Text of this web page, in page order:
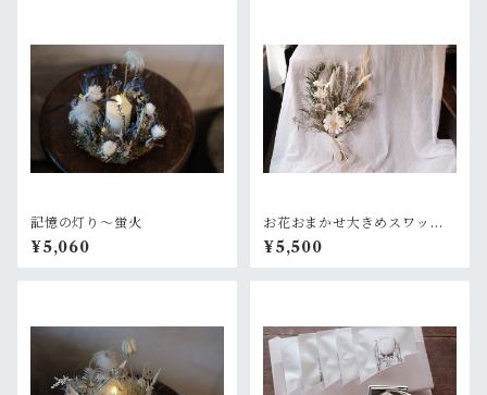
記憶の灯り〜蛍火
¥5,060
お花おまかせ大きめスワッ
グ 白×グリーン系
¥5,500